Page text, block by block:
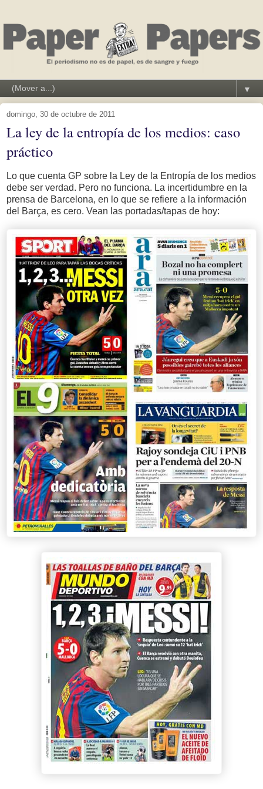
▼
domingo, 30 de octubre de 2011
La ley de la entropía de los medios: caso
práctico
Lo que cuenta GP sobre la Ley de la Entropía de los medios
debe ser verdad. Pero no funciona. La incertidumbre en la
prensa de Barcelona, en lo que se refiere a la información
del Barça, es cero. Vean las portadas/tapas de hoy: